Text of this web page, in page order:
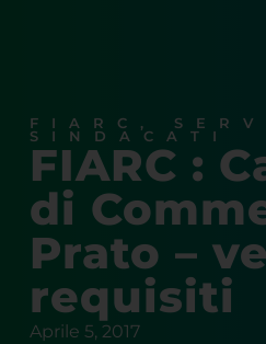
FIARC ,
SINDACATI
FIARC :
di
Prato –
requisiti
Aprile 5, 2017